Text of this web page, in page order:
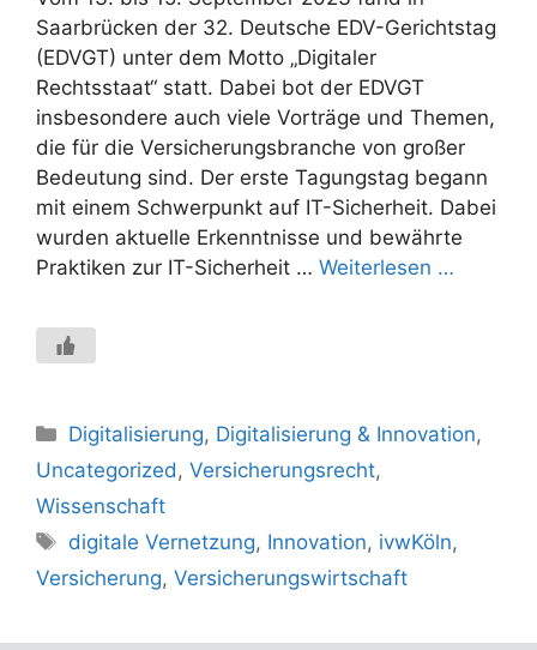
Saarbrücken der 32. Deutsche EDV-Gerichtstag
(EDVGT) unter dem Motto „Digitaler
Rechtsstaat“ statt. Dabei bot der EDVGT
insbesondere auch viele Vorträge und Themen,
die für die Versicherungsbranche von großer
Bedeutung sind. Der erste Tagungstag begann
mit einem Schwerpunkt auf IT-Sicherheit. Dabei
wurden aktuelle Erkenntnisse und bewährte
Praktiken zur IT-Sicherheit … Weiterlesen …
Kategorien
Digitalisierung, Digitalisierung & Innovation,
Uncategorized , Versicherungsrecht,
Wissenschaft
Schlagwörter
digitale Vernetzung, Innovation, ivwKöln,
Versicherung, Versicherungswirtschaft